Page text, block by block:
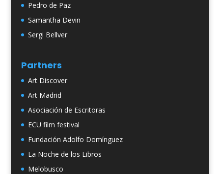
Pedro de Paz
Samantha Devin
Sergi Bellver
Partners
Art Discover
Art Madrid
Asociación de Escritoras
ECU film festival
Fundación Adolfo Domínguez
La Noche de los Libros
Melobusco